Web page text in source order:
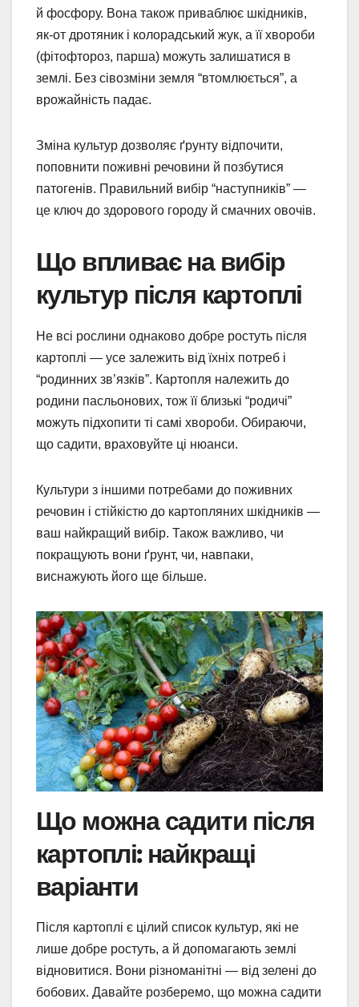
й фосфору. Вона також приваблює шкідників,
як-от дротяник і колорадський жук, а її хвороби
(фітофтороз, парша) можуть залишатися в
землі. Без сівозміни земля “втомлюється”, а
врожайність падає.
Зміна культур дозволяє ґрунту відпочити,
поповнити поживні речовини й позбутися
патогенів. Правильний вибір “наступників” —
це ключ до здорового городу й смачних овочів.
Що впливає на вибір
культур після картоплі
Не всі рослини однаково добре ростуть після
картоплі — усе залежить від їхніх потреб і
“родинних зв’язків”. Картопля належить до
родини пасльонових, тож її близькі “родичі”
можуть підхопити ті самі хвороби. Обираючи,
що садити, враховуйте ці нюанси.
Культури з іншими потребами до поживних
речовин і стійкістю до картопляних шкідників —
ваш найкращий вибір. Також важливо, чи
покращують вони ґрунт, чи, навпаки,
виснажують його ще більше.
Що можна садити після
картоплі: найкращі
варіанти
Після картоплі є цілий список культур, які не
лише добре ростуть, а й допомагають землі
відновитися. Вони різноманітні — від зелені до
бобових. Давайте розберемо, що можна садити